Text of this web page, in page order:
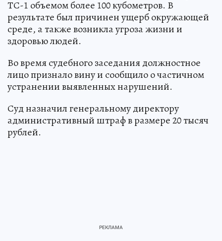
ТС-1 объемом более 100 кубометров. В
результате был причинен ущерб окружающей
среде, а также возникла угроза жизни и
здоровью людей.
Во время судебного заседания должностное
лицо признало вину и сообщило о частичном
устранении выявленных нарушений.
Суд назначил генеральному директору
административный штраф в размере 20 тысяч
рублей.